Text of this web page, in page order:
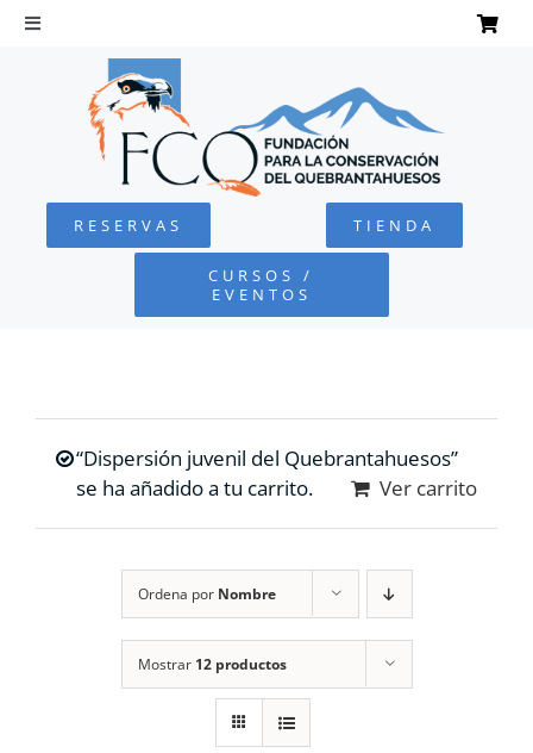
Saltar
Toggle
Navigation
QUEBRANTAHUESOS
FUNDACIÓN
COLABORA
RESERVAS TIENDA
CURSOS /
EVENTOS
“Dispersión juvenil del Quebrantahuesos”
se ha añadido a tu carrito.
Ver carrito
Ordena por Nombre
Mostrar 12 productos